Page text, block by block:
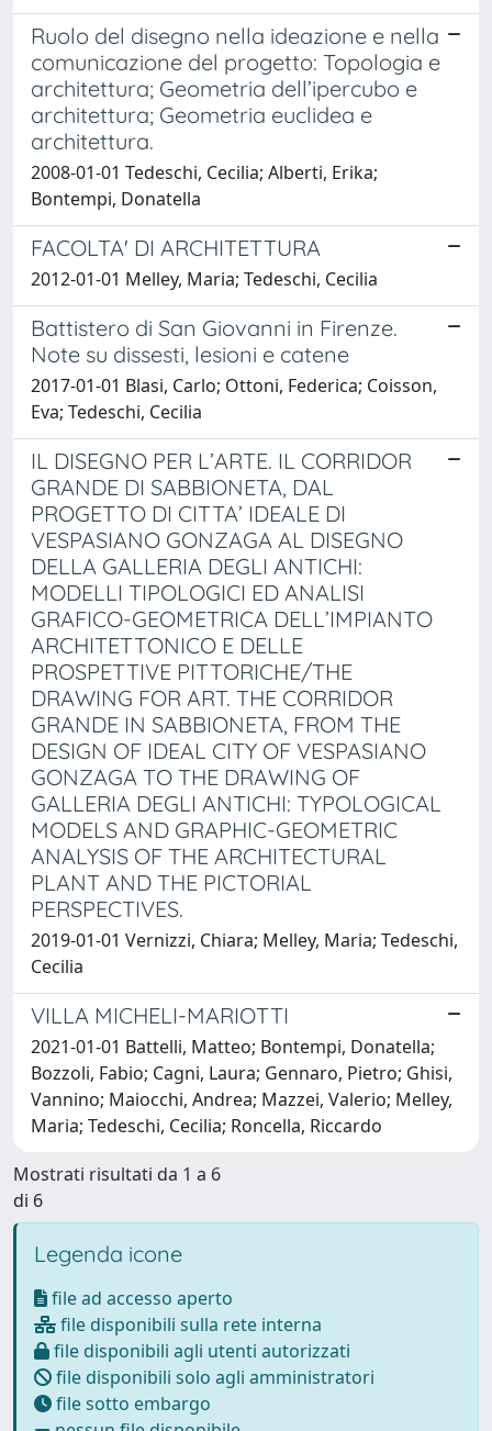
Ruolo del disegno nella ideazione e nella
comunicazione del progetto: Topologia e
architettura; Geometria dell’ipercubo e
architettura; Geometria euclidea e
architettura.
2008-01-01 Tedeschi, Cecilia; Alberti, Erika;
Bontempi, Donatella
FACOLTA' DI ARCHITETTURA
2012-01-01 Melley, Maria; Tedeschi, Cecilia
Battistero di San Giovanni in Firenze.
Note su dissesti, lesioni e catene
2017-01-01 Blasi, Carlo; Ottoni, Federica; Coisson,
Eva; Tedeschi, Cecilia
IL DISEGNO PER L’ARTE. IL CORRIDOR
GRANDE DI SABBIONETA, DAL
PROGETTO DI CITTA’ IDEALE DI
VESPASIANO GONZAGA AL DISEGNO
DELLA GALLERIA DEGLI ANTICHI:
MODELLI TIPOLOGICI ED ANALISI
GRAFICO-GEOMETRICA DELL’IMPIANTO
ARCHITETTONICO E DELLE
PROSPETTIVE PITTORICHE/THE
DRAWING FOR ART. THE CORRIDOR
GRANDE IN SABBIONETA, FROM THE
DESIGN OF IDEAL CITY OF VESPASIANO
GONZAGA TO THE DRAWING OF
GALLERIA DEGLI ANTICHI: TYPOLOGICAL
MODELS AND GRAPHIC-GEOMETRIC
ANALYSIS OF THE ARCHITECTURAL
PLANT AND THE PICTORIAL
PERSPECTIVES.
2019-01-01 Vernizzi, Chiara; Melley, Maria; Tedeschi,
Cecilia
VILLA MICHELI-MARIOTTI
2021-01-01 Battelli, Matteo; Bontempi, Donatella;
Bozzoli, Fabio; Cagni, Laura; Gennaro, Pietro; Ghisi,
Vannino; Maiocchi, Andrea; Mazzei, Valerio; Melley,
Maria; Tedeschi, Cecilia; Roncella, Riccardo
Mostrati risultati da 1 a 6
di 6
Legenda icone
file ad accesso aperto
file disponibili sulla rete interna
file disponibili agli utenti autorizzati
file disponibili solo agli amministratori
file sotto embargo